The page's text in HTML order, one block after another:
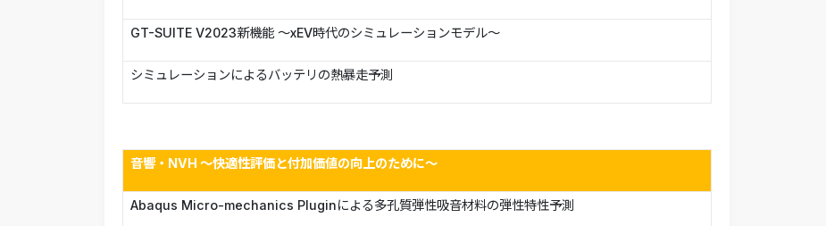
GT-SUITE V2023新機能 ～xEV時代のシミュレーションモデル～
シミュレーションによるバッテリの熱暴走予測
音響・NVH ～快適性評価と付加価値の向上のために～
Abaqus Micro-mechanics Pluginによる多孔質弾性吸音材料の弾性特性予測